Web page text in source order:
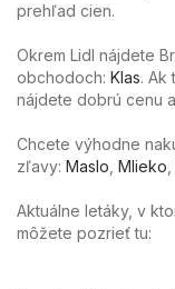
prehľad cien.
Okrem Lidl nájdete
obchodoch: Klas. Ak
nájdete dobrú cenu
Chcete výhodne
zľavy: Maslo Mlieko
Aktuálne letáky, v
môžete pozrieť tu: